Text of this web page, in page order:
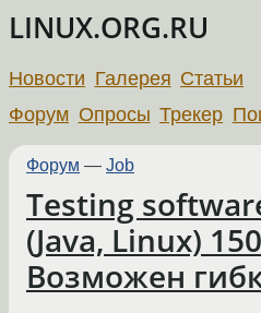
LINUX.ORG.RU
Новости Галерея Статьи
Форум Опросы Трекер
Форум — Job
Testing
(Java, Linux)
Возможен